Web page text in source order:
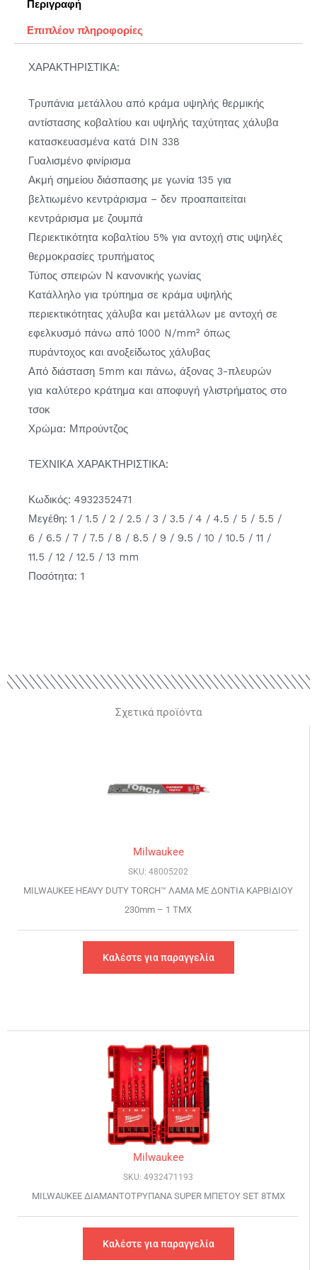
Περιγραφή
Επιπλέον πληροφορίες
ΧΑΡΑΚΤΗΡΙΣΤΙΚΑ:
Τρυπάνια μετάλλου από κράμα υψηλής θερμικής
αντίστασης κοβαλτίου και υψηλής ταχύτητας χάλυβα
κατασκευασμένα κατά DIN 338
Γυαλισμένο φινίρισμα
Ακμή σημείου διάσπασης με γωνία 135 για
βελτιωμένο κεντράρισμα – δεν προαπαιτείται
κεντράρισμα με ζουμπά
Περιεκτικότητα κοβαλτίου 5% για αντοχή στις υψηλές
θερμοκρασίες τρυπήματος
Τύπος σπειρών Ν κανονικής γωνίας
Κατάλληλο για τρύπημα σε κράμα υψηλής
περιεκτικότητας χάλυβα και μετάλλων με αντοχή σε
εφελκυσμό πάνω από 1000 N/mm² όπως
πυράντοχος και ανοξείδωτος χάλυβας
Από διάσταση 5mm και πάνω, άξονας 3-πλευρών
για καλύτερο κράτημα και αποφυγή γλιστρήματος στο
τσοκ
Χρώμα: Μπρούντζος
ΤΕΧΝΙΚΑ ΧΑΡΑΚΤΗΡΙΣΤΙΚΑ:
Κωδικός: 4932352471
Μεγέθη: 1 / 1.5 / 2 / 2.5 / 3 / 3.5 / 4 / 4.5 / 5 / 5.5 /
6 / 6.5 / 7 / 7.5 / 8 / 8.5 / 9 / 9.5 / 10 / 10.5 / 11 /
11.5 / 12 / 12.5 / 13 mm
Ποσότητα: 1
Σχετικά προϊόντα
Milwaukee
SKU: 48005202
MILWAUKEE HEAVY DUTY TORCH™ ΛΑΜΑ ΜΕ ΔΟΝΤΙΑ ΚΑΡΒΙΔΙΟΥ
230mm – 1 TMX
Καλέστε για παραγγελία
Milwaukee
SKU: 4932471193
MILWAUKEE ΔΙΑΜΑΝΤΟΤΡΥΠΑΝΑ SUPER ΜΠΕΤΟΥ SET 8TMX
Καλέστε για παραγγελία